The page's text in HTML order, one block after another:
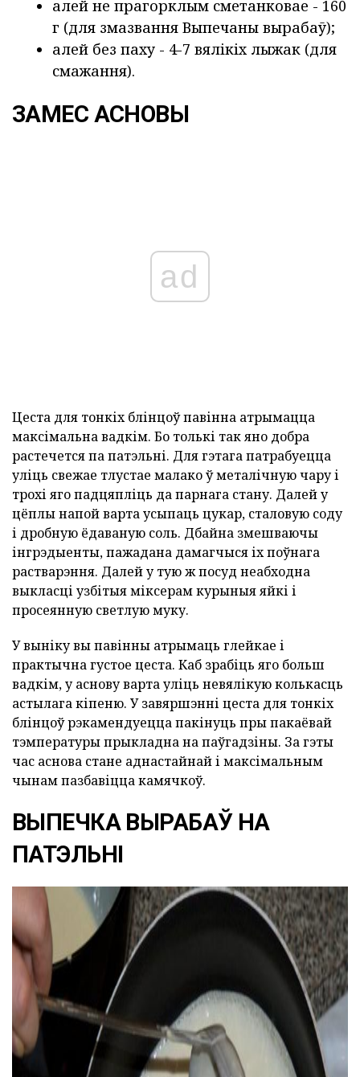
алей не прагорклым сметанковае - 160
г (для змазвання Выпечаны вырабаў);
алей без паху - 4-7 вялікіх лыжак (для
смажання).
ЗАМЕС АСНОВЫ
ad
Цеста для тонкіх блінцоў павінна атрымацца
максімальна вадкім. Бо толькі так яно добра
растечется па патэльні. Для гэтага патрабуецца
уліць свежае тлустае малако ў металічную чару і
трохі яго падцяпліць да парнага стану. Далей у
цёплы напой варта усыпаць цукар, сталовую соду
і дробную ёдаваную соль. Дбайна змешваючы
інгрэдыенты, пажадана дамагчыся іх поўнага
растварэння. Далей у тую ж посуд неабходна
выкласці узбітыя міксерам курыныя яйкі і
просеянную светлую муку.
У выніку вы павінны атрымаць глейкае і
практычна густое цеста. Каб зрабіць яго больш
вадкім, у аснову варта уліць невялікую колькасць
астылага кіпеню. У завяршэнні цеста для тонкіх
блінцоў рэкамендуецца пакінуць пры пакаёвай
тэмпературы прыкладна на паўгадзіны. За гэты
час аснова стане аднастайнай і максімальным
чынам пазбавіцца камячкоў.
ВЫПЕЧКА ВЫРАБАЎ НА
ПАТЭЛЬНІ